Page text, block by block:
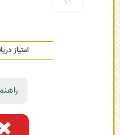
71
امتیاز